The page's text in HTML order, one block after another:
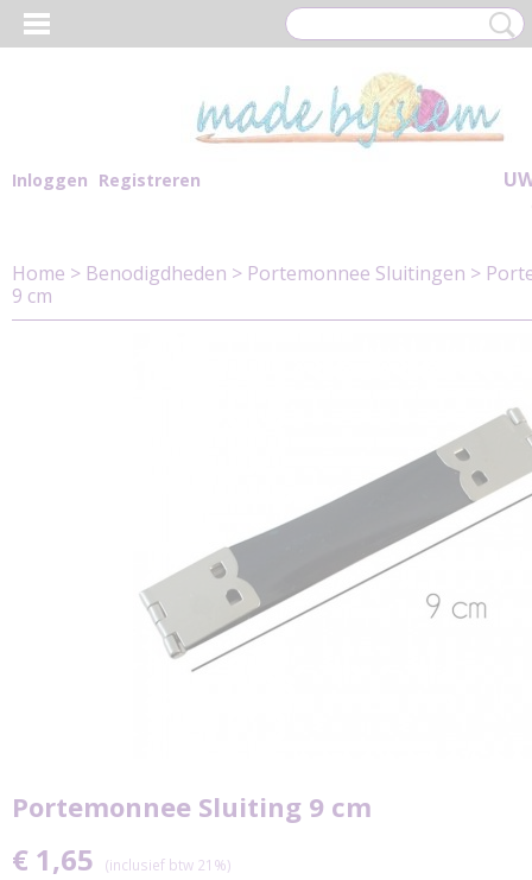
Inloggen Registreren
Home > Benodigdheden > Portemonnee Sluitingen >
9 cm
Portemonnee Sluiting 9 cm
€ 1,65 (inclusief btw 21%)